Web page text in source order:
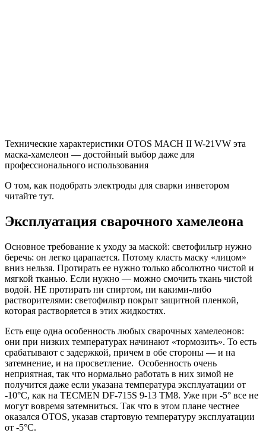
Технические характеристики OTOS MACH II W-21VW эта
маска-хамелеон — достойный выбор даже для
профессионального использования
О том, как подобрать электроды для сварки инветором
читайте тут.
Эксплуатация сварочного хамелеона
Основное требование к уходу за маской: светофильтр нужно
беречь: он легко царапается. Потому класть маску «лицом»
вниз нельзя. Протирать ее нужно только абсолютно чистой и
мягкой тканью. Если нужно — можно смочить ткань чистой
водой. НЕ протирать ни спиртом, ни какими-либо
растворителями: светофильтр покрыт защитной пленкой,
которая растворяется в этих жидкостях.
Есть еще одна особенность любых сварочных хамелеонов:
они при низких температурах начинают «тормозить». То есть
срабатывают с задержкой, причем в обе стороны — и на
затемнение, и на просветление. Особенность очень
неприятная, так что нормально работать в них зимой не
получится даже если указана температура эксплуатации от
-10°C, как на TECMEN DF-715S 9-13 TM8. Уже при -5° все не
могут вовремя затемниться. Так что в этом плане честнее
оказался OTOS, указав стартовую температуру эксплуатации
от -5°C.